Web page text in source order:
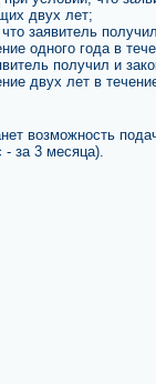
двух лет;
заявитель
одного года в
получил и
двух лет в
возможность
за 3 месяца).